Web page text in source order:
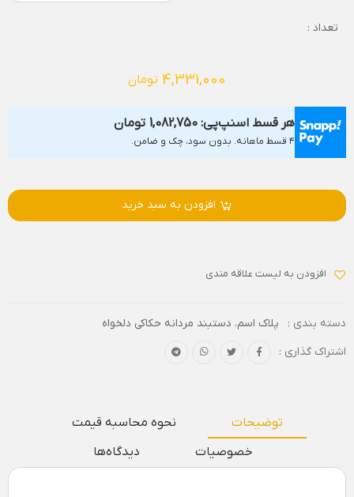
تعداد :
4,331,000 تومان
هر قسط اسنپ‌پی: 1,082,750 تومان
۴ قسط ماهانه. بدون سود، چک و ضامن.
افزودن به سبد خرید
افزودن به لیست علاقه مندی
دسته بندی : پلاک اسم، دستبند مردانه حکاکی دلخواه
اشتراک گذاری :
توضیحات
نحوه محاسبه قیمت
خصوصیات
دیدگاه‌ها